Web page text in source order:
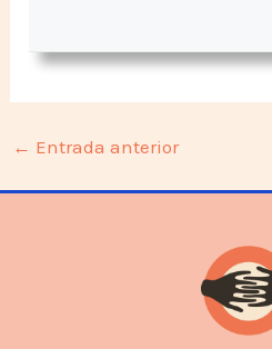
← Entrada anterior